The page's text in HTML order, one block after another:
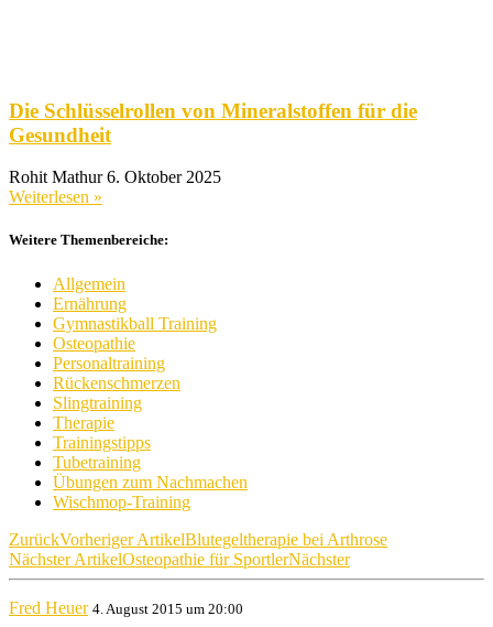
Die Schlüsselrollen von Mineralstoffen für die
Gesundheit
Rohit Mathur6. Oktober 2025
Weiterlesen »
Weitere Themenbereiche:
Allgemein
Ernährung
Gymnastikball Training
Osteopathie
Personaltraining
Rückenschmerzen
Slingtraining
Therapie
Trainingstipps
Tubetraining
Übungen zum Nachmachen
Wischmop-Training
ZurückVorheriger ArtikelBlutegeltherapie bei Arthrose
Nächster ArtikelOsteopathie für SportlerNächster
Fred Heuer 4. August 2015 um 20:00